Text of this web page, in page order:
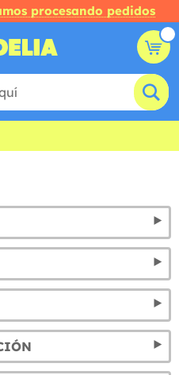
procesando pedidos